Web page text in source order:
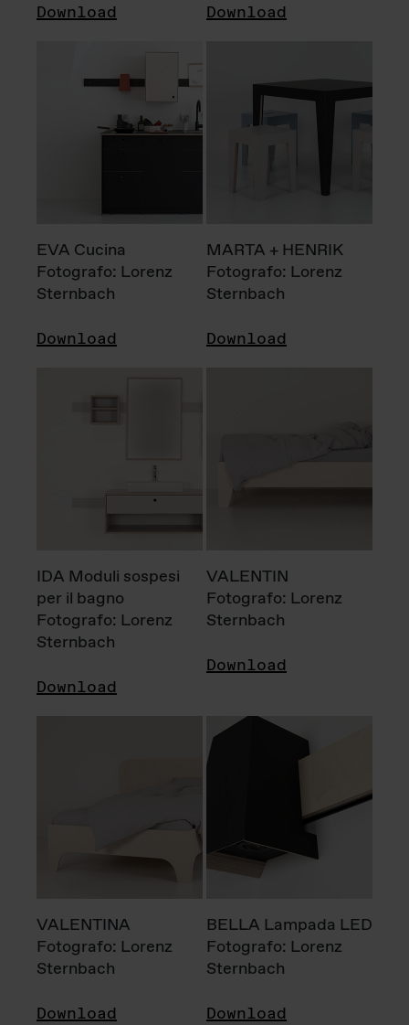
Download Download
EVA Cucina
Fotografo: Lorenz
Sternbach
Download
MARTA + HENRIK
Fotografo: Lorenz
Sternbach
Download
IDA Moduli sospesi
per il bagno
Fotografo: Lorenz
Sternbach
Download
VALENTIN
Fotografo: Lorenz
Sternbach
Download
VALENTINA
Fotografo: Lorenz
Sternbach
Download
BELLA Lampada LED
Fotografo: Lorenz
Sternbach
Download